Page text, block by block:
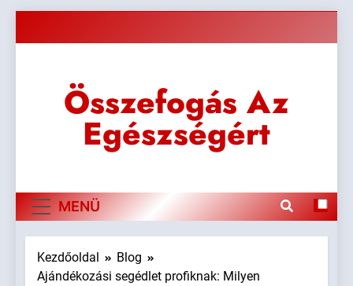
Összefogás Az
Egészségért
MENÜ
Kezdőoldal
Blog
Ajándékozási segédlet profiknak: Milyen